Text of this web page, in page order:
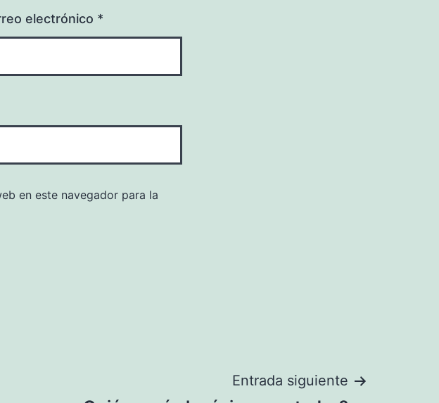
electrónico *
en este navegador para la
Entrada siguiente